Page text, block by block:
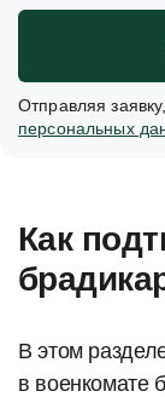
Отправляя
персональных
Как
В этом
в военкомате